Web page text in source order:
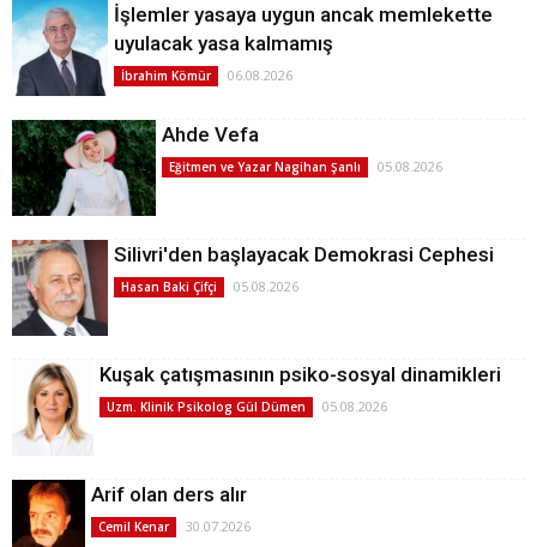
İşlemler yasaya uygun ancak memlekette
uyulacak yasa kalmamış
İbrahim Kömür 06.08.2026
Ahde Vefa
Eğitmen ve Yazar Nagihan Şanlı 05.08.2026
Silivri'den başlayacak Demokrasi Cephesi
Hasan Baki Çifçi 05.08.2026
Kuşak çatışmasının psiko-sosyal dinamikleri
Uzm. Klinik Psikolog Gül Dümen 05.08.2026
Arif olan ders alır
Cemil Kenar 30.07.2026